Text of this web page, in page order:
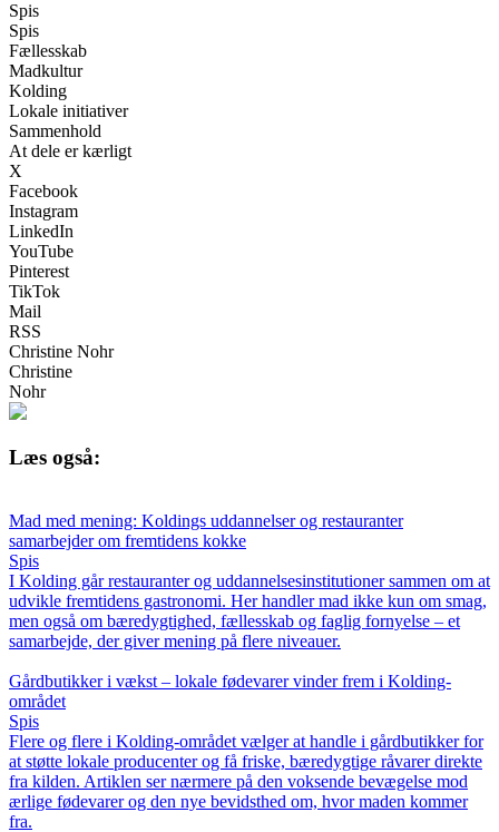
Spis
Spis
Fællesskab
Madkultur
Kolding
Lokale initiativer
Sammenhold
At dele er kærligt
X
Facebook
Instagram
LinkedIn
YouTube
Pinterest
TikTok
Mail
RSS
Christine Nohr
Christine
Nohr
Læs også:
Mad med mening: Koldings uddannelser og restauranter
samarbejder om fremtidens kokke
Spis
I Kolding går restauranter og uddannelsesinstitutioner sammen om at
udvikle fremtidens gastronomi. Her handler mad ikke kun om smag,
men også om bæredygtighed, fællesskab og faglig fornyelse – et
samarbejde, der giver mening på flere niveauer.
Gårdbutikker i vækst – lokale fødevarer vinder frem i Kolding-
området
Spis
Flere og flere i Kolding-området vælger at handle i gårdbutikker for
at støtte lokale producenter og få friske, bæredygtige råvarer direkte
fra kilden. Artiklen ser nærmere på den voksende bevægelse mod
ærlige fødevarer og den nye bevidsthed om, hvor maden kommer
fra.